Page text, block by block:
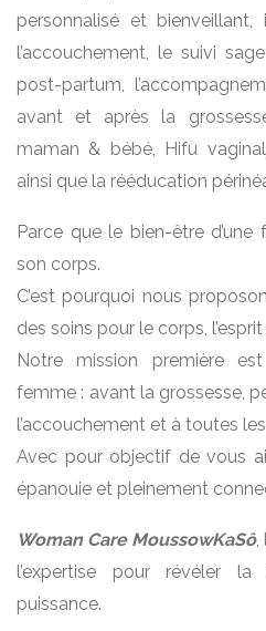
personnalisé et
l’accouchement, le suivi
post-partum,
avant et après la
maman & bébé, Hifu
ainsi que la rééducation
Parce que le bien-être
son corps.
C’est pourquoi nous
des soins pour le corps, l’esprit
Notre mission première
femme : avant la grossesse,
l’accouchement et à toutes
Avec pour objectif de vous
épanouie et pleinement
Woman Care MoussowKaSô,
l’expertise pour révéler
puissance.